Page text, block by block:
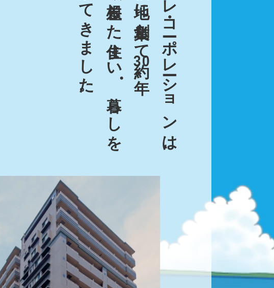
クレ・コーポレーションは、
30
年。
地域に根差した住まい
・
暮らしを
創造してきました。